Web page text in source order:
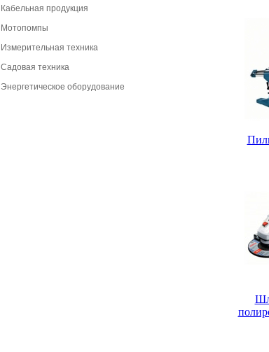
Кабельная продукция
Мотопомпы
Измерительная техника
Садовая техника
Энергетическое оборудование